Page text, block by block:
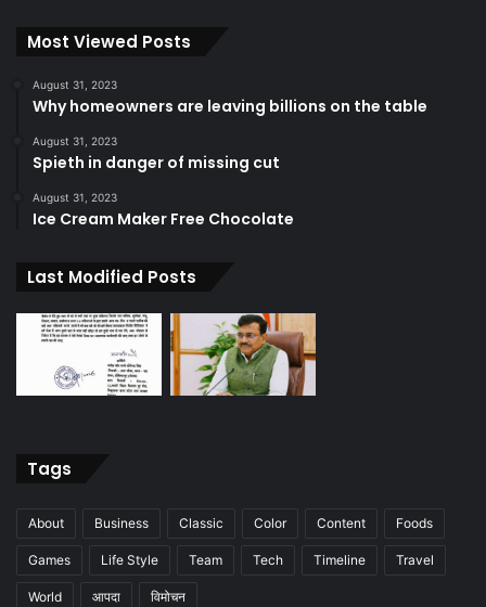
Most Viewed Posts
August 31, 2023
Why homeowners are leaving billions on the table
August 31, 2023
Spieth in danger of missing cut
August 31, 2023
Ice Cream Maker Free Chocolate
Last Modified Posts
Tags
About Business Classic Color Content Foods
Games Life Style Team Tech Timeline Travel
World आपदा विमोचन